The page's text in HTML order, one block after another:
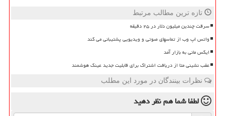
تازه ترین مطالب مرتبط
سرقت چندین میلیون دلار در ۲۵ دقیقه
واتس اپ وب از تماسهای صوتی و ویدیویی پشتیبانی می کند
ایکس مانی به بازار آمد
عقب نشینی متا از دریافت اشتراک برای قابلیت جدید عینک هوشمند
نظرات بینندگان در مورد این مطلب
لطفا شما همنظر دهید